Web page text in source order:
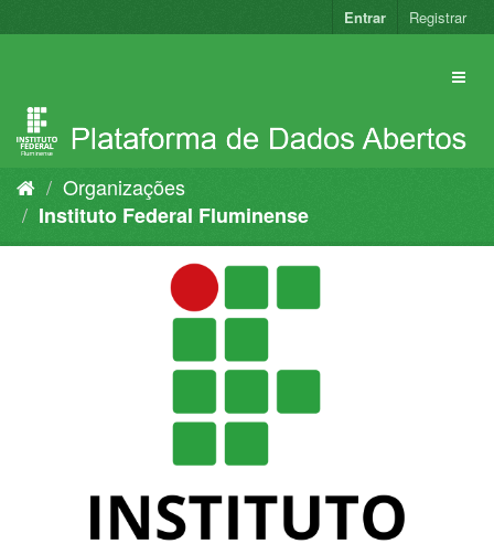
para
Entrar Registrar
Organizações
Instituto Federal Fluminense